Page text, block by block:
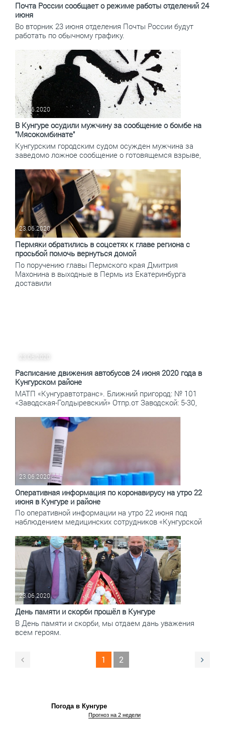
Почта России сообщает о режиме работы отделений 24
июня
Во вторник 23 июня отделения Почты России будут
работать по обычному графику.
23.06.2020
В Кунгуре осудили мужчину за сообщение о бомбе на
"Мясокомбинате"
Кунгурским городским судом осужден мужчина за
заведомо ложное сообщение о готовящемся взрыве,
23.06.2020
Пермяки обратились в соцсетях к главе региона с
просьбой помочь вернуться домой
По поручению главы Пермского края Дмитрия
Махонина в выходные в Пермь из Екатеринбурга
доставили
23.06.2020
Расписание движения автобусов 24 июня 2020 года в
Кунгурском районе
МАТП «Кунгуравтотранс». Ближний пригород: № 101
«Заводская-Голдыревский» Отпр.от Заводской: 5-30,
23.06.2020
Оперативная информация по коронавирусу на утро 22
июня в Кунгуре и районе
По оперативной информации на утро 22 июня под
наблюдением медицинских сотрудников «Кунгурской
23.06.2020
День памяти и скорби прошёл в Кунгуре
В День памяти и скорби, мы отдаем дань уважения
всем героям.
1 2
Погода в Кунгуре
Прогноз на 2 недели